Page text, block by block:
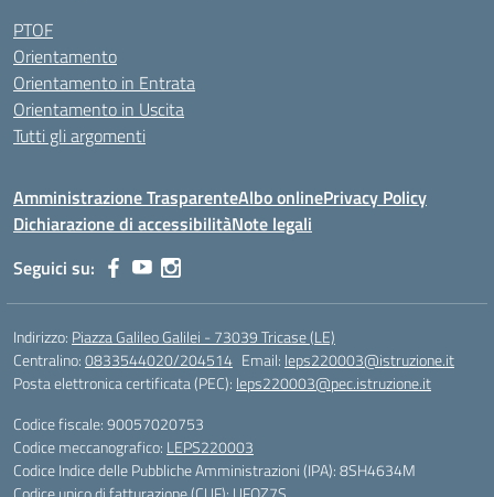
PTOF
Orientamento
Orientamento in Entrata
Orientamento in Uscita
Tutti gli argomenti
Amministrazione TrasparenteAlbo onlinePrivacy Policy
Dichiarazione di accessibilitàNote legali
Seguici su:
Indirizzo: Piazza Galileo Galilei - 73039 Tricase (LE)
Centralino:0833544020/204514 Email: leps220003@istruzione.it
Posta elettronica certificata (PEC): leps220003@pec.istruzione.it
Codice fiscale: 90057020753
Codice meccanografico: LEPS220003
Codice Indice delle Pubbliche Amministrazioni (IPA): 8SH4634M